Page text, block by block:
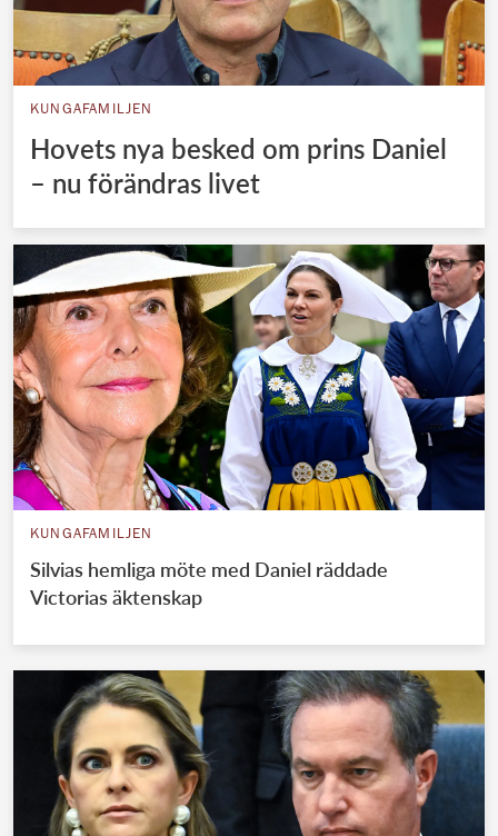
KUNGAFAMILJEN
Hovets nya besked om prins Daniel
– nu förändras livet
KUNGAFAMILJEN
Silvias hemliga möte med Daniel räddade
Victorias äktenskap